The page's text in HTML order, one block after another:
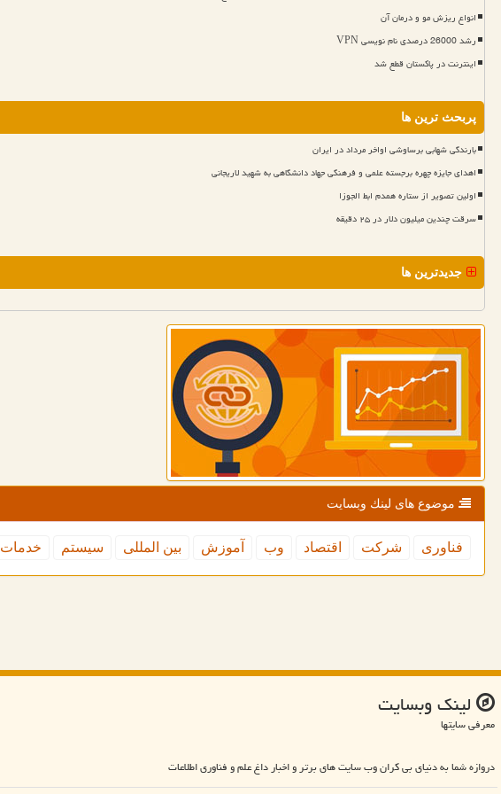
انواع ریزش مو و درمان آن
رشد 26000 درصدی نام نویسی VPN
اینترنت در پاکستان قطع شد
پربحث ترین ها
بارندگی شهابی برساوشی اواخر مرداد در ایران
اهدای جایزه چهره برجسته علمی و فرهنگی جهاد دانشگاهی به شهید لاریجانی
اولین تصویر از ستاره همدم ابط الجوزا
سرقت چندین میلیون دلار در ۲۵ دقیقه
جدیدترین ها
موضوع های لینك وبسایت
فناوری شركت اقتصاد وب آموزش بین المللی سیستم خدمات
لینك وبسایت
معرفی سایتها
دروازه شما به دنیای بی کران وب سایت های برتر و اخبار داغ علم و فناوری اطلاعات